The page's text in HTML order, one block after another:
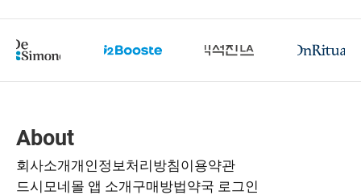
About
회사소개개인정보처리방침이용약관
드시모네몰 앱 소개구매방법약국 로그인